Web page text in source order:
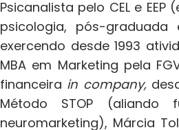
Psicanalista pelo CEL e
psicologia, pós-
exercendo desde 1993
MBA em Marketing pela
financeira in company,
Método STOP (aliando
neuromarketing), Márcia